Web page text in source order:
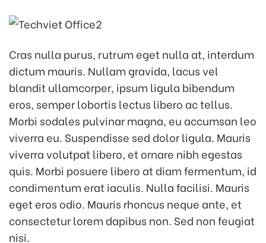
Cras nulla purus, rutrum eget nulla at, interdum
dictum mauris. Nullam gravida, lacus vel
blandit ullamcorper, ipsum ligula bibendum
eros, semper lobortis lectus libero ac tellus.
Morbi sodales pulvinar magna, eu accumsan leo
viverra eu. Suspendisse sed dolor ligula. Mauris
viverra volutpat libero, et ornare nibh egestas
quis. Morbi posuere libero at diam fermentum, id
condimentum erat iaculis. Nulla facilisi. Mauris
eget eros odio. Mauris rhoncus neque ante, et
consectetur lorem dapibus non. Sed non feugiat
nisi.